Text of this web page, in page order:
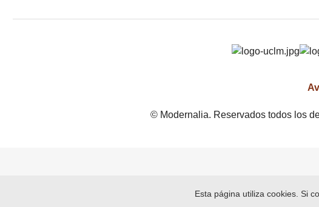
© Modernalia. Reservados todos los
Esta página utiliza cookies. Si